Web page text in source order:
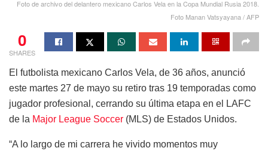
Foto de archivo del delantero mexicano Carlos Vela en la Copa Mundial Rusia 2018.
Foto Manan Vatsyayana / AFP
0
SHARES
El futbolista mexicano Carlos Vela, de 36 años, anunció
este martes 27 de mayo su retiro tras 19 temporadas como
jugador profesional, cerrando su última etapa en el LAFC
de la Major League Soccer (MLS) de Estados Unidos.
“A lo largo de mi carrera he vivido momentos muy